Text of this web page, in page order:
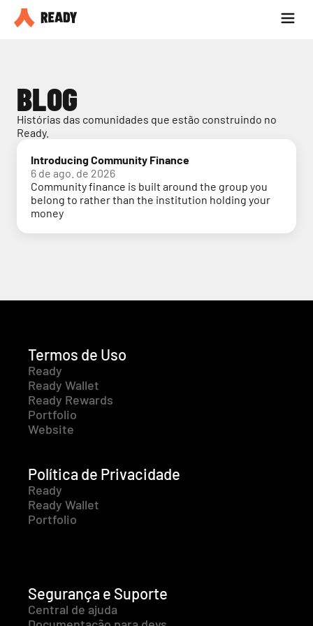
Seja parceiro
BLOG
Histórias das comunidades que estão construindo no
Ready.
Introducing Community Finance
6 de ago. de 2026
Community finance is built around the group you
belong to rather than the institution holding your
money
Termos de Uso
Ready
Ready Wallet
Ready Rewards
Portfolio
Website
Política de Privacidade
Ready
Ready Wallet
Portfolio
Segurança e Suporte
Central de ajuda